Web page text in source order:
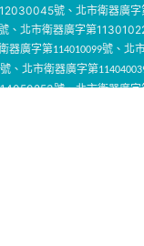
號、北市衛器廣
北市衛器廣字第
廣字第114010099號、北
北市衛器廣字第
號、北市衛器廣